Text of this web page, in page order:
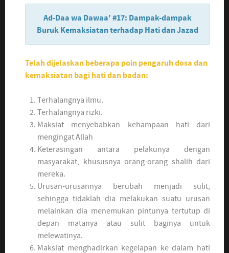
Ad-Daa wa Dawaa' #17: Dampak-dampak
Buruk Kemaksiatan terhadap Hati dan Jazad
Telah dijelaskan beberapa poin pengaruh dosa dan
kemaksiatan bagi hati dan badan:
Terhalangnya ilmu.
Terhalangnya rizki.
Maksiat menyebabkan kehampaan hati dari
mengingat Allah
Keterasingan antara pelakunya dengan
masyarakat, khususnya orang-orang shalih dari
mereka.
Urusan-urusannya berubah menjadi sulit,
sehingga tidaklah dia melakukan suatu urusan
melainkan dia menemukan pintunya tertutup di
depan matanya atau sulit baginya untuk
melewatinya.
Maksiat menghadirkan kegelapan ke dalam hati